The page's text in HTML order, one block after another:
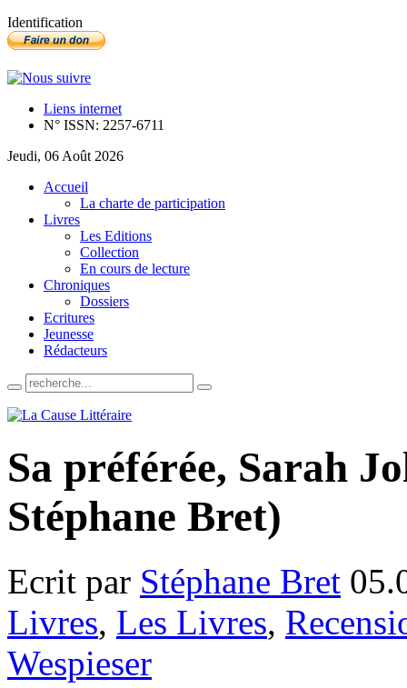
Identification
Liens internet
N° ISSN: 2257-6711
Jeudi, 06 Août 2026
Accueil
La charte de participation
Livres
Les Editions
Collection
En cours de lecture
Chroniques
Dossiers
Ecritures
Jeunesse
Rédacteurs
Sa préférée, Sarah
Stéphane Bret)
Ecrit par Stéphane Bret
Livres, Les Livres,
Wespieser